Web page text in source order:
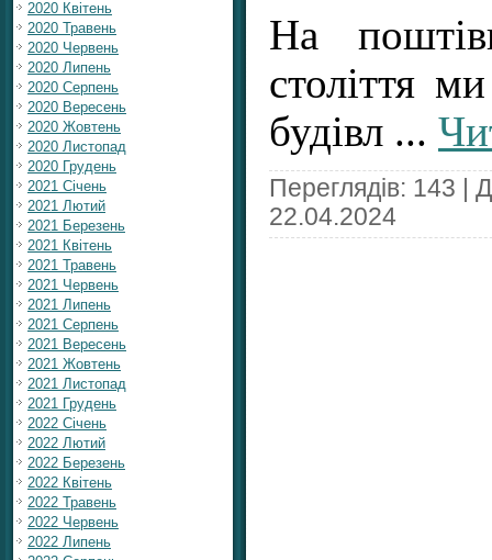
2020 Квітень
2020 Травень
2020 Червень
2020 Липень
2020 Серпень
2020 Вересень
2020 Жовтень
2020 Листопад
2020 Грудень
2021 Січень
2021 Лютий
2021 Березень
2021 Квітень
2021 Травень
2021 Червень
2021 Липень
2021 Серпень
2021 Вересень
2021 Жовтень
2021 Листопад
2021 Грудень
2022 Січень
2022 Лютий
2022 Березень
2022 Квітень
2022 Травень
2022 Червень
2022 Липень
На
століття
будівл ...
Переглядів: 143 |
22.04.2024